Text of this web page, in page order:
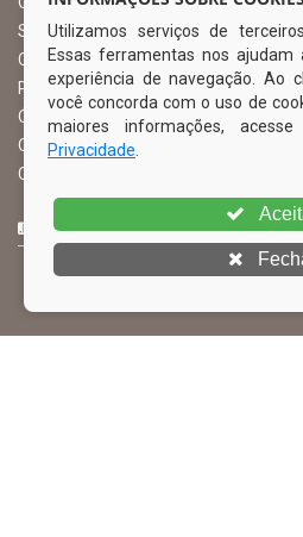
Serviço de Informação ao Cidadão –
Chefe de Gabinete
Procuradoria Geral
Órgão de Controle Interno
Organograma
Comissão Permanente de Licitação –
CURTA NOSSA FAN PAGE
Utilizamos serviços de
Essas ferramentas nos
experiência de navegação. Ao
você concorda com o uso de
maiores informações,
Privacidade